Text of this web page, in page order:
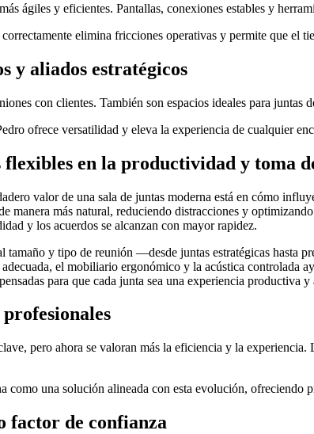
ágiles y eficientes. Pantallas, conexiones estables y
elimina fricciones operativas y permite que el
y aliados estratégicos
con clientes. También son espacios ideales para
ofrece versatilidad y eleva la experiencia de cualquier
flexibles en la productividad y toma
valor de una sala de juntas moderna está en cómo
manera más natural, reduciendo distracciones y
y los acuerdos se alcanzan con mayor rapidez.
tamaño y tipo de reunión —desde juntas estratégicas
el mobiliario ergonómico y la acústica controlada
para que cada junta sea una experiencia productiva
pero ahora se valoran más la eficiencia y la
como una solución alineada con esta evolución,
factor de confianza